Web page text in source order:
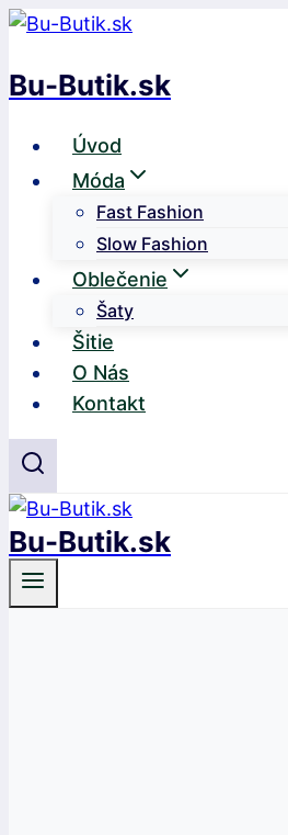
Skip
content
Bu-Butik.sk
Úvod
Móda
Fast Fashion
Slow Fashion
Oblečenie
Šaty
Šitie
O Nás
Kontakt
Bu-Butik.sk